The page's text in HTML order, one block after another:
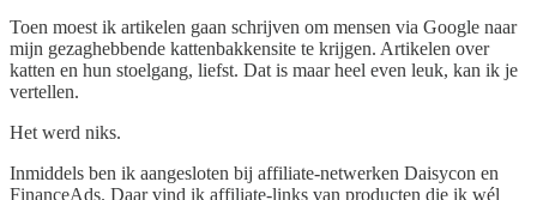
Toen moest ik artikelen gaan schrijven om mensen via Google naar
mijn gezaghebbende kattenbakkensite te krijgen. Artikelen over
katten en hun stoelgang, liefst. Dat is maar heel even leuk, kan ik je
vertellen.
Het werd niks.
Inmiddels ben ik aangesloten bij affiliate-netwerken Daisycon en
FinanceAds. Daar vind ik affiliate-links van producten die ik wél